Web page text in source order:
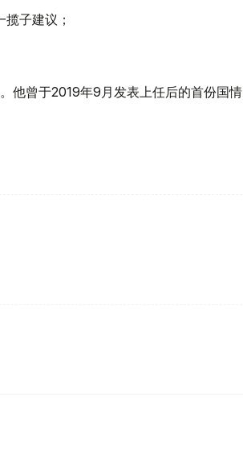
子建议；
他曾于2019年9月发表上任后的首份国情